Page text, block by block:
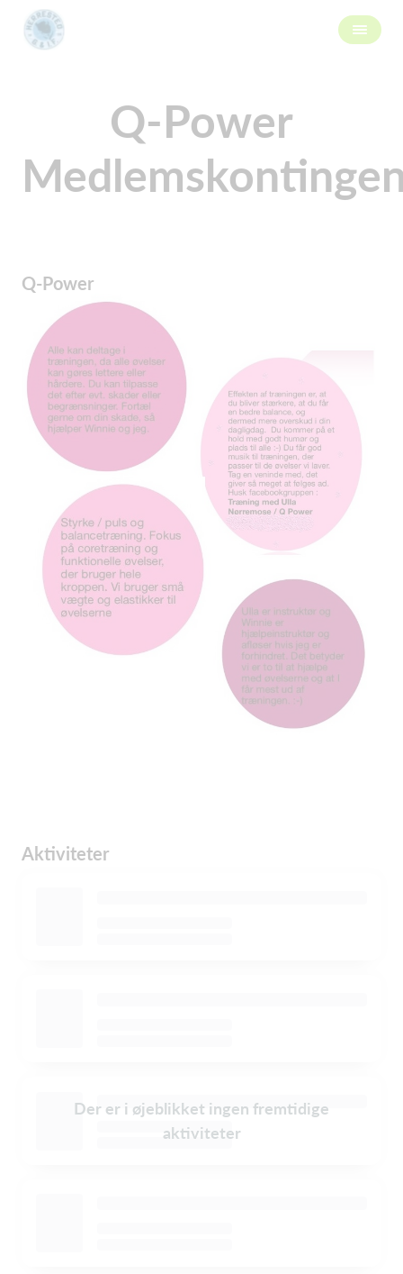
Q-Power
Q-Power
Aktiviteter
Der er i øjeblikket ingen fremtidige
aktiviteter